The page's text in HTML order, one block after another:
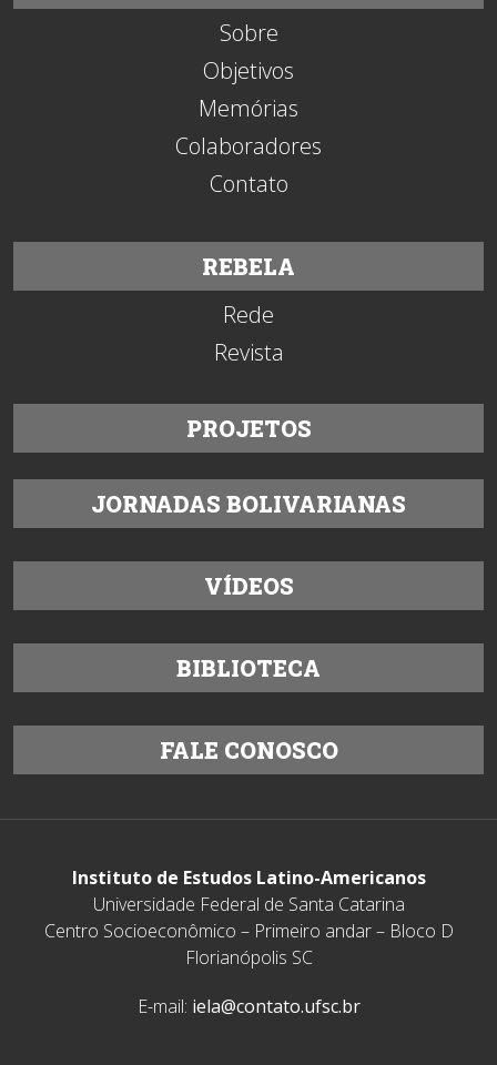
Sobre
Objetivos
Memórias
Colaboradores
Contato
REBELA
Rede
Revista
PROJETOS
JORNADAS BOLIVARIANAS
VÍDEOS
BIBLIOTECA
FALE CONOSCO
Instituto de Estudos Latino-Americanos
Universidade Federal de Santa Catarina
Centro Socioeconômico – Primeiro andar – Bloco D
Florianópolis SC
E-mail: iela@contato.ufsc.br